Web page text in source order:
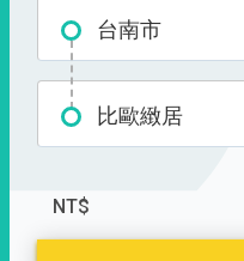
台南市
比歐緻居
NT$